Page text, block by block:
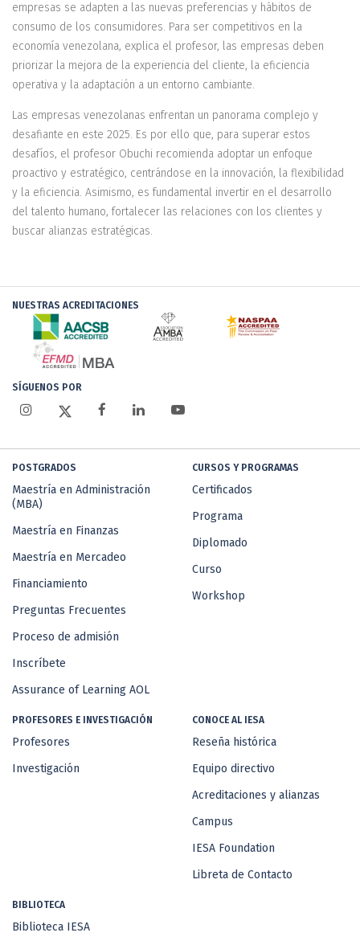
empresas se adapten a las nuevas preferencias y hábitos de
consumo de los consumidores. Para ser competitivos en la
economía venezolana, explica el profesor, las empresas deben
priorizar la mejora de la experiencia del cliente, la eficiencia
operativa y la adaptación a un entorno cambiante.
Las empresas venezolanas enfrentan un panorama complejo y
desafiante en este 2025. Es por ello que, para superar estos
desafíos, el profesor Obuchi recomienda adoptar un enfoque
proactivo y estratégico, centrándose en la innovación, la flexibilidad
y la eficiencia. Asimismo, es fundamental invertir en el desarrollo
del talento humano, fortalecer las relaciones con los clientes y
buscar alianzas estratégicas.
NUESTRAS ACREDITACIONES
SÍGUENOS POR
POSTGRADOS
Maestría en Administración
(MBA)
Maestría en Finanzas
Maestría en Mercadeo
Financiamiento
Preguntas Frecuentes
Proceso de admisión
Inscríbete
Assurance of Learning AOL
CURSOS Y PROGRAMAS
Certificados
Programa
Diplomado
Curso
Workshop
PROFESORES E INVESTIGACIÓN
Profesores
Investigación
CONOCE AL IESA
Reseña histórica
Equipo directivo
Acreditaciones y alianzas
Campus
IESA Foundation
Libreta de Contacto
BIBLIOTECA
Biblioteca IESA